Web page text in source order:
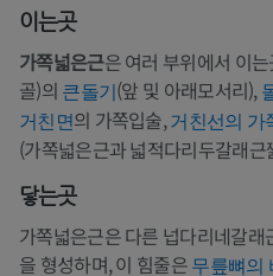
이는곳
가쪽넓은근은 여러 부위에서 이
골)의 큰돌기(앞 및 아래모서리),
거친면의 가쪽입술,거친선의 가
(가쪽넓은근과 넓적다리두갈래근
닿는곳
가쪽넓은근은 다른 넙다리네갈
을 형성하며, 이 힘줄은무릎뼈의